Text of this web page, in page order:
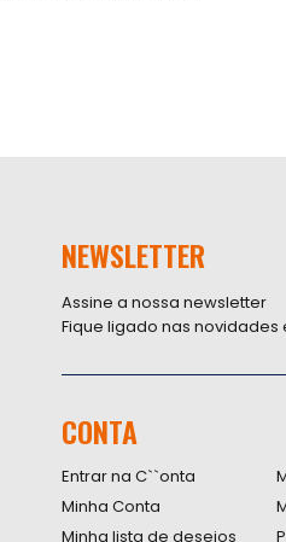
NEWSLETTER
Assine a nossa newsletter
Fique ligado nas
CONTA
Entrar na C``onta
Minha Conta
Minha lista de desejos